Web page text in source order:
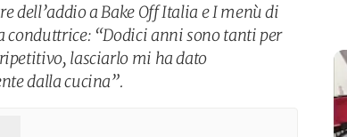
dell’addio a Bake Off Italia e I menù di
conduttrice: “Dodici anni sono tanti per
lasciarlo mi ha dato
dalla cucina”.